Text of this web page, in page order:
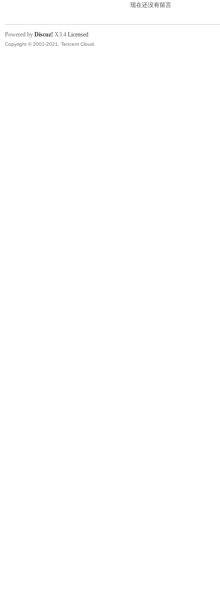
现在还没有留言
Powered by Discuz! X3.4 Licensed
Copyright © 2001-2021, Tencent Cloud.